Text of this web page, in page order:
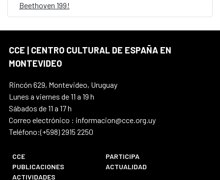
Beethoven 199!
CCE | CENTRO CULTURAL DE ESPAÑA EN
MONTEVIDEO
Rincón 629, Montevideo, Uruguay
Lunes a viernes de 11 a 19 h
Sábados de 11 a 17 h
Correo electrónico : informacion@cce.org.uy
Teléfono:(+598) 2915 2250
CCE
PARTICIPA
PUBLICACIONES
ACTUALIDAD
ACTIVIDADES